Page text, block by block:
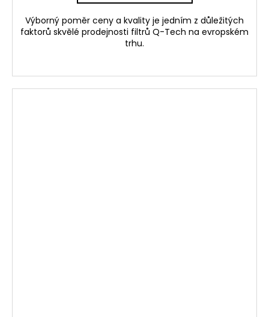
Výborný poměr ceny a kvality je jedním z důležitých
faktorů skvělé prodejnosti filtrů Q-Tech na evropském
trhu.